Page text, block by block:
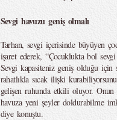
Sevgi havuzu geniş olmalı
Tarhan, sevgi içerisinde büyüyen
işaret ederek, “Çocuklukta bol
Sevgi kapasiteniz geniş olduğu
rahatlıkla sıcak ilişki
gelişen ruhunda etkili oluyor. Onun
havuza yeni şeyler doldurabilme
diye konuştu.